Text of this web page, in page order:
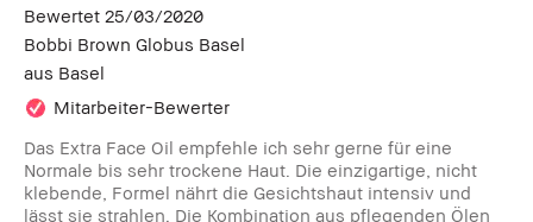
Bewertet 25/03/2020
Bobbi Brown Globus Basel
aus Basel
Mitarbeiter-Bewerter
Das Extra Face Oil empfehle ich sehr gerne für eine
Normale bis sehr trockene Haut. Die einzigartige, nicht
klebende, Formel nährt die Gesichtshaut intensiv und
lässt sie strahlen. Die Kombination aus pflegenden Ölen